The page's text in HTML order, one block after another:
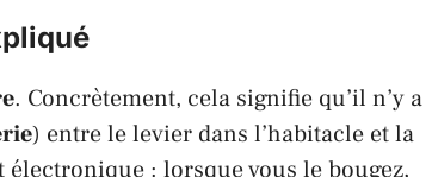
. Concrètement, cela signifie qu’il n’y a
) entre le levier dans l’habitacle et la
: lorsque vous le bougez,